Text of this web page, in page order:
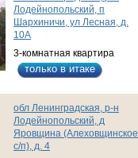
Лодейнопольский, п
Шархиничи, ул Лесная, д.
10А
3-комнатная квартира
только в итаке
обл Ленинградская, р-н
Лодейнопольский, д
Яровщина (Алеховщинское
с/п), д. 4